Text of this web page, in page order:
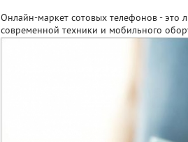
Онлайн-маркет сотовых телефонов -
современной техники и мобильного